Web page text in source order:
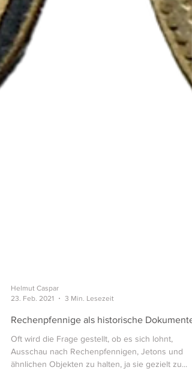
Helmut Caspar
Rechenpfennige als historische Dokumente